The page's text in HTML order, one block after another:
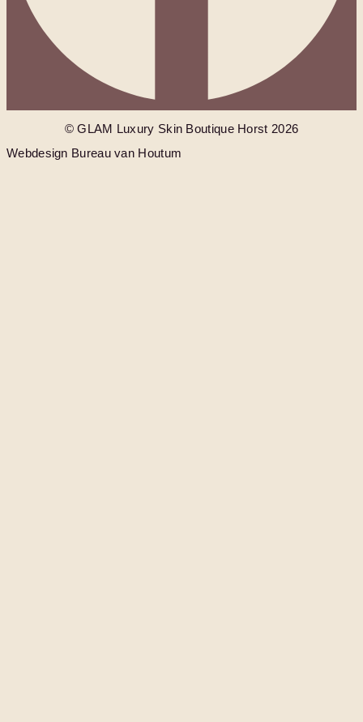
© GLAM Luxury Skin Boutique Horst 2026
Webdesign Bureau van Houtum